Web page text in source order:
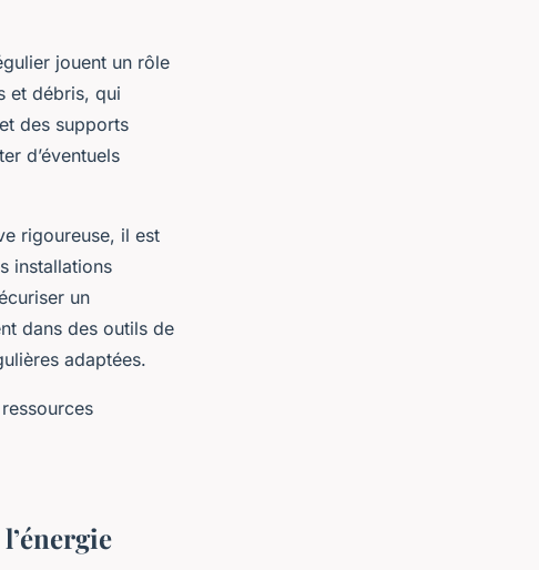
jouent un rôle
et débris, qui
des supports
d’éventuels
rigoureuse, il est
installations
un
dans des outils de
adaptées.